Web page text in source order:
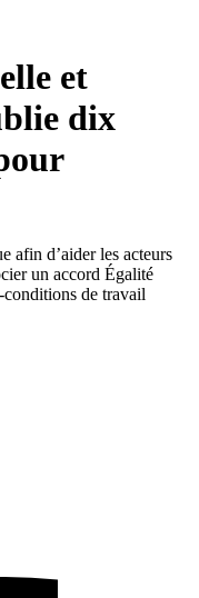
et
dix
afin d’aider les acteurs
un accord Égalité
de travail